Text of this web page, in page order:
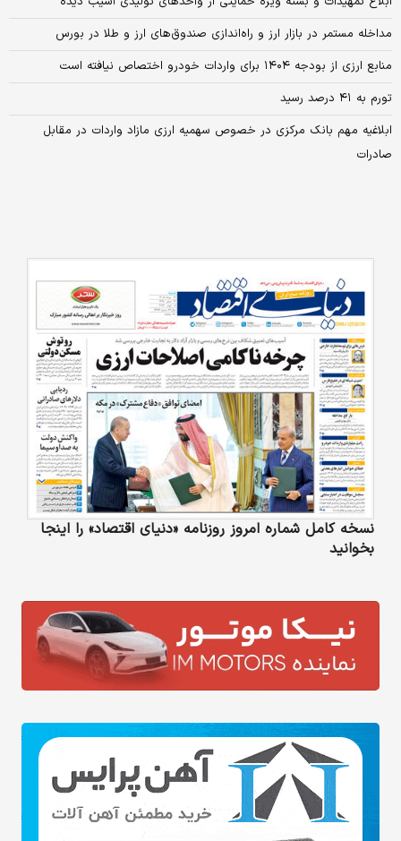
مداخله مستمر در بازار ارز و راه‌اندازی صندوق‌های ارز و طلا در بورس
منابع ارزی از بودجه ۱۴۰۴ برای واردات خودرو اختصاص نیافته است
تورم به ۴۱ درصد رسید
ابلاغیه مهم بانک مرکزی در خصوص سهمیه ارزی مازاد واردات در مقابل
صادرات
نسخه کامل شماره امروز روزنامه «دنیای‌ اقتصاد» را اینجا
بخوانید